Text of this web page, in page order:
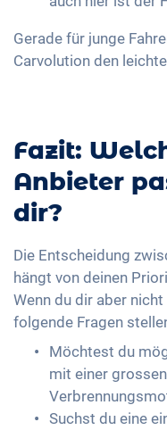
Gerade für junge
Carvolution den
Fazit:
Anbieter
dir?
Die Entscheidung
hängt von deinen
Wenn du dir aber
folgende Fragen
Möchtest du
mit einer
Suchst du eine